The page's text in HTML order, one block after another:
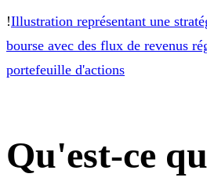
!Illustration représentant une
bourse avec des flux de revenus
portefeuille d'actions
Qu'est-ce